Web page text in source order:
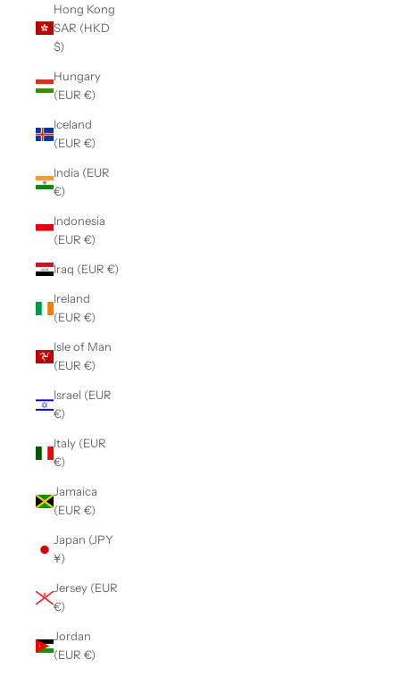
Hong Kong
SAR (HKD
$)
Hungary
(EUR €)
Iceland
(EUR €)
India (EUR
€)
Indonesia
(EUR €)
Iraq (EUR €)
Ireland
(EUR €)
Isle of Man
(EUR €)
Israel (EUR
€)
Italy (EUR
€)
Jamaica
(EUR €)
Japan (JPY
¥)
Jersey (EUR
€)
Jordan
(EUR €)